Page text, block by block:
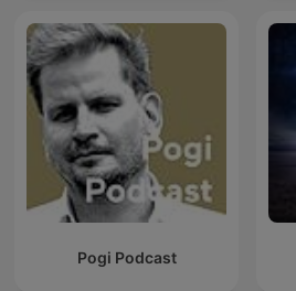
Pogi Podcast